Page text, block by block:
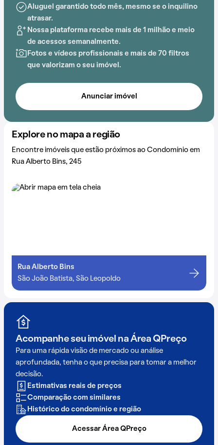
Aluguel garantido todo mês, mesmo se o inquilino
atrasar.
Nossa plataforma recebe mais de 1 milhão e meio
de acessos semanalmente.
Fotos e vídeos profissionais e mais de 70 filtros
que valorizam o seu imóvel.
Anunciar imóvel
Explore no mapa a região
Encontre imóveis que estão próximos ao Condomínio em
Rua Alberto Bins, 245
Rua Alberto Bins
São João Batista, São Leopoldo
Acompanhe seu imóvel na Área QPreço
Para uma rápida visão de mercado ou análise
aprofundada, tenha o que precisa para tomar a melhor
decisão.
Estimativas reais de preços
Comparação com similares
Histórico do condomínio e região
Acessar Área QPreço